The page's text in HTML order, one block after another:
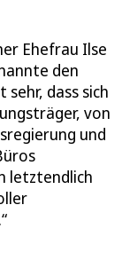
Ehefrau Ilse
den
dass sich
von
und
letztendlich